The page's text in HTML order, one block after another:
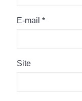
E-mail *
Site